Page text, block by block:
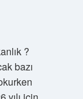
?
bazı